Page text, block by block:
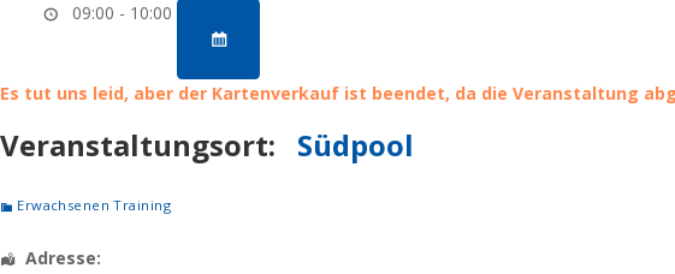
09:00 - 10:00
Es tut uns leid, aber der Kartenverkauf ist beendet, da die Veranstaltung
Veranstaltungsort: Südpool
Erwachsenen Training
Adresse: